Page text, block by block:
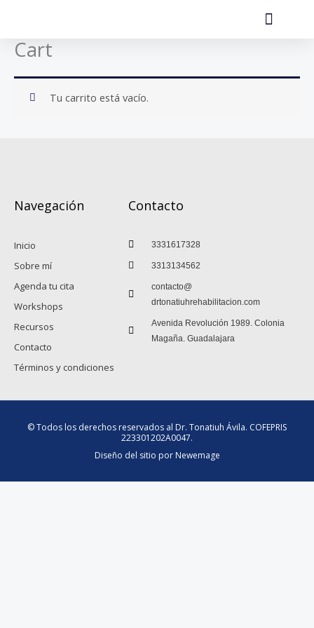
contenido
Cart
Tu carrito está vacío.
Navegación
Inicio
Sobre mí
Agenda tu cita
Workshops
Recursos
Contacto
Términos y condiciones
Contacto
3331617328
3313134562
contacto@
drtonatiuhrehabilitacion.com
Avenida Revolución 1989. Colonia
Magaña. Guadalajara
© Todos los derechos reservados al Dr. Tonatiuh Ávila. COFEPRIS
223301202A0047.
Diseño del sitio por Newemage